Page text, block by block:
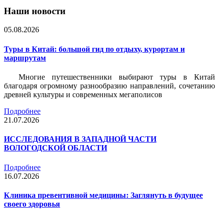
Наши новости
05.08.2026
Туры в Китай: большой гид по отдыху, курортам и
маршрутам
Многие путешественники выбирают туры в Китай
благодаря огромному разнообразию направлений, сочетанию
древней культуры и современных мегаполисов
Подробнее
21.07.2026
ИССЛЕДОВАНИЯ В ЗАПАДНОЙ ЧАСТИ
ВОЛОГОДСКОЙ ОБЛАСТИ
Подробнее
16.07.2026
Клиника превентивной медицины: Заглянуть в будущее
своего здоровья